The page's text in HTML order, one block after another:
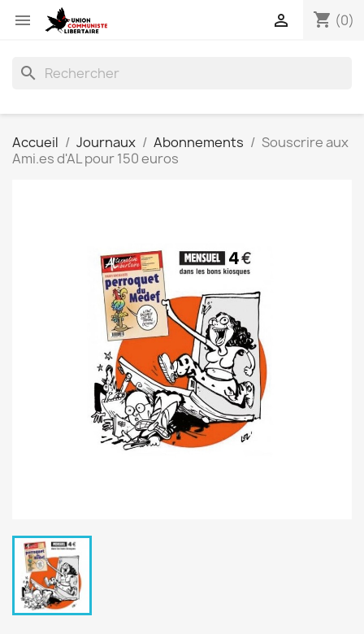
 shopping_cart (0)

search
Accueil Journaux Abonnements
Souscrire aux
Ami.es d'AL pour 150 euros